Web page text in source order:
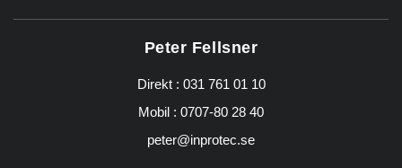
Peter Fellsner
Direkt : 031 761 01 10
Mobil : 0707-80 28 40
peter@inprotec.se